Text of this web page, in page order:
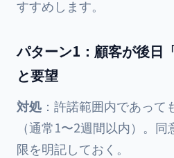
すすめします。
パターン1：顧客が後日
と要望
対処：許諾範囲内であっても
（通常1〜2週間以内）。
限を明記しておく。